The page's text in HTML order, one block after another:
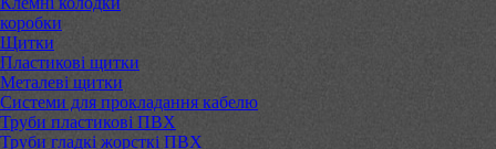
коробки
Щитки
Пластикові щитки
Металеві щитки
Системи для прокладання кабелю
Труби пластикові ПВХ
Труби гладкі жорсткі ПВХ